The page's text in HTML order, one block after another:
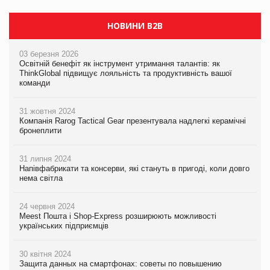
НОВИНИ B2B
03 березня 2026
Освітній бенефіт як інструмент утримання талантів: як
ThinkGlobal підвищує лояльність та продуктивність вашої
команди
31 жовтня 2024
Компанія Rarog Tactical Gear презентувала надлегкі керамічні
бронеплити
31 липня 2024
Напівфабрикати та консерви, які стануть в пригоді, коли довго
нема світла
24 червня 2024
Meest Пошта і Shop-Express розширюють можливості
українських підприємців
30 квітня 2024
Защита данных на смартфонах: советы по повышению